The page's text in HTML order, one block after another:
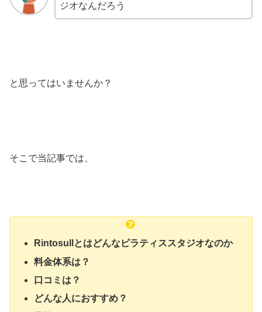
ジオなんだろう
と思ってはいませんか？
そこで当記事では、
Rintosullとはどんなピラティススタジオなのか
料金体系は？
口コミは？
どんな人におすすめ？